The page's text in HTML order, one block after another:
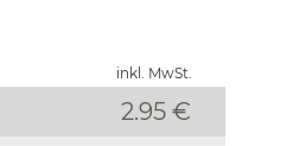
inkl. MwSt.
2.95€